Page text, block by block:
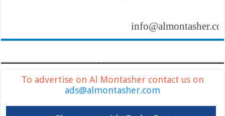
info@almontasher.com
To advertise on Al Montasher contact us on
ads@almontasher.com